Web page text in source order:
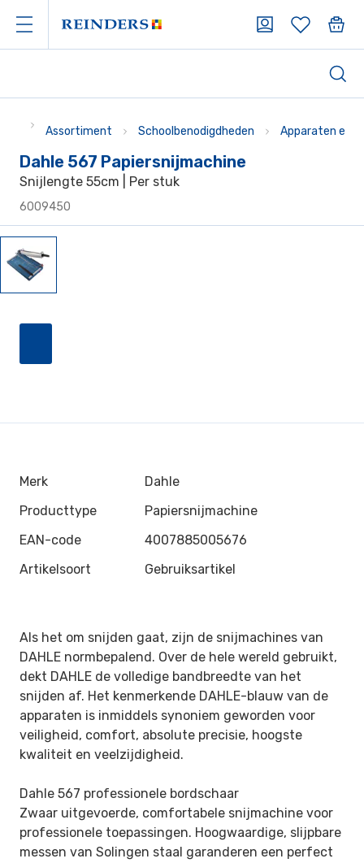
Assortiment Schoolbenodigdheden Apparaten en
Dahle 567 Papiersnijmachine
Snijlengte 55cm | Per stuk
6009450
Merk
Dahle
Producttype
Papiersnijmachine
EAN-code
4007885005676
Artikelsoort
Gebruiksartikel
Als het om snijden gaat, zijn de snijmachines van
DAHLE normbepalend. Over de hele wereld gebruikt,
dekt DAHLE de volledige bandbreedte van het
snijden af. Het kenmerkende DAHLE-blauw van de
apparaten is inmiddels synoniem geworden voor
veiligheid, comfort, absolute precisie, hoogste
kwaliteit en veelzijdigheid.
Dahle 567 professionele bordschaar
Zwaar uitgevoerde, comfortabele snijmachine voor
professionele toepassingen. Hoogwaardige, slijpbare
messen van Solingen staal garanderen een perfect